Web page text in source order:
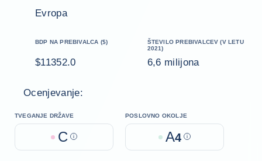
Evropa
BDP NA PREBIVALCA ($)
$11352.0
ŠTEVILO PREBIVALCEV (V LETU
2021)
6,6 milijona
Ocenjevanje:
TVEGANJE DRŽAVE
C Help
POSLOVNO OKOLJE
A4 Help